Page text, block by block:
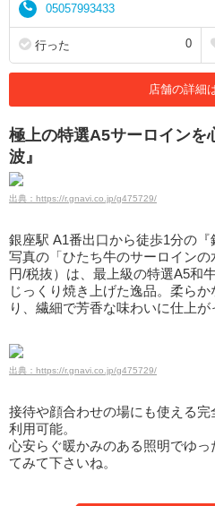
05057993433
行った 0
店舗の詳細
極上の特選A5サーロインを
波』
出典：https://r.gnavi.co.jp/g475729/
銀座駅 A1番出口から徒歩1分の『
写真の「ひたち牛のサーロイン
円/税抜）は、最上級の特選A5和
じっくり焼き上げた逸品。柔ら
り、繊細で芳香な味わいに仕上が
出典：https://r.gnavi.co.jp/g475729/
接待や顔合わせの場にも使える
利用可能。
心安らぐ暖かみのある照明でゆ
てみて下さいね。